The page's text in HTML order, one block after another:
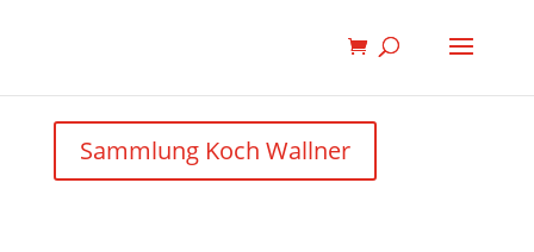
Sammlung Koch Wallner